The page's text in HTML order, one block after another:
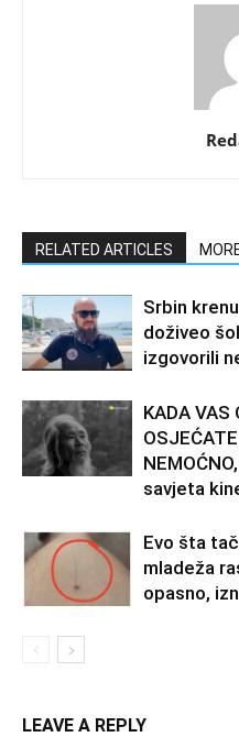
RELATED ARTICLES
Srbin
doživeo
izgovorili
KADA VAS
savjeta
Evo šta
mladeža
opasno,
LEAVE A REPLY